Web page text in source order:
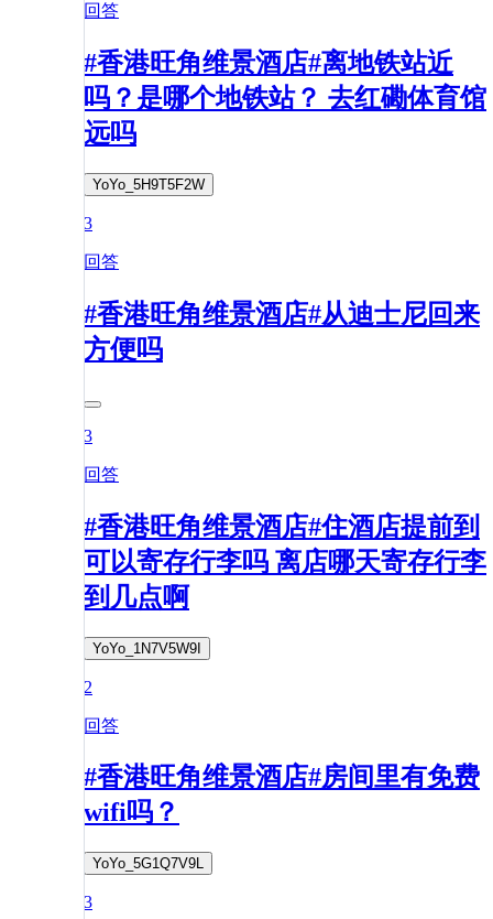
回答
#香港旺角维景酒店#离地铁站近
吗？是哪个地铁站？ 去红磡体育馆
远吗
YoYo_5H9T5F2W
3
回答
#香港旺角维景酒店#从迪士尼回来
方便吗
3
回答
#香港旺角维景酒店#住酒店提前到
可以寄存行李吗 离店哪天寄存行李
到几点啊
YoYo_1N7V5W9I
2
回答
#香港旺角维景酒店#房间里有免费
wifi吗？
YoYo_5G1Q7V9L
3